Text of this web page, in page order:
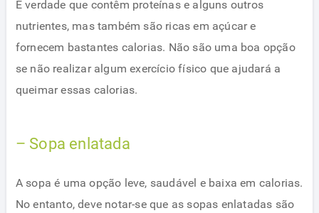
É verdade que contêm proteínas e alguns outros
nutrientes, mas também são ricas em açúcar e
fornecem bastantes calorias. Não são uma boa opção
se não realizar algum exercício físico que ajudará a
queimar essas calorias.
– Sopa enlatada
A sopa é uma opção leve, saudável e baixa em calorias.
No entanto, deve notar-se que as sopas enlatadas são